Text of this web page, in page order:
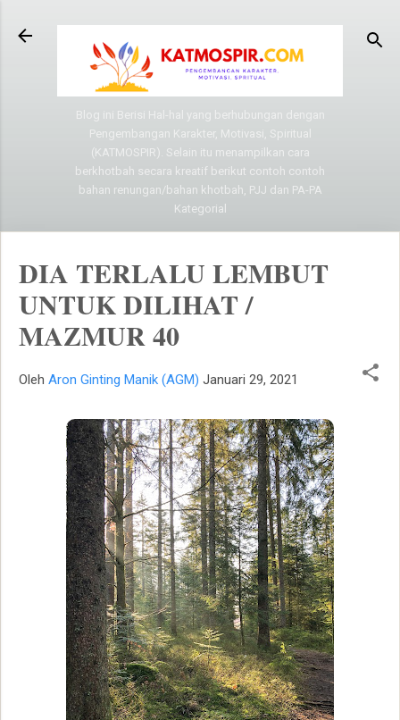
Langsung ke konten utama
Blog ini Berisi Hal-hal yang berhubungan dengan
Pengembangan Karakter, Motivasi, Spiritual
(KATMOSPIR). Selain itu menampilkan cara
berkhotbah secara kreatif berikut contoh contoh
bahan renungan/bahan khotbah, PJJ dan PA-PA
Kategorial
DIA TERLALU LEMBUT
UNTUK DILIHAT /
MAZMUR 40
Oleh Aron Ginting Manik (AGM) Januari 29, 2021